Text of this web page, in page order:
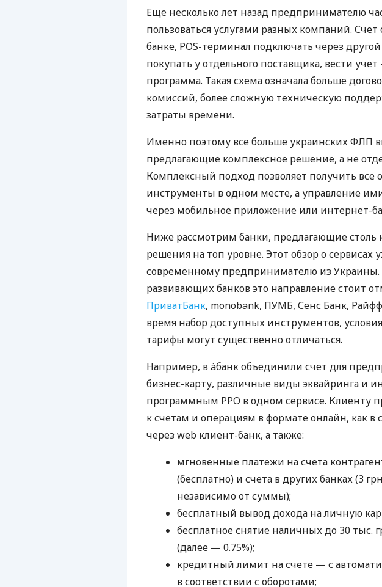
Еще несколько лет назад предпринимателю
пользоваться услугами разных компаний.
банке, POS-терминал подключать через
покупать у отдельного поставщика, вести
программа. Такая схема означала больше
комиссий, более сложную техническую
затраты времени.
Именно поэтому все больше украинских ФЛП
предлагающие комплексное решение, а не
Комплексный подход позволяет получить все
инструменты в одном месте, а управление
через мобильное приложение или интернет-
Ниже рассмотрим банки, предлагающие столь
решения на топ уровне. Этот обзор о сервисах
современному предпринимателю из Украины.
развивающих банков это направление стоит
ПриватБанк, monobank, ПУМБ, Сенс Банк,
время набор доступных инструментов,
тарифы могут существенно отличаться.
Например, в àбанк объединили счет для
бизнес-карту, различные виды эквайринга и
программным РРО в одном сервисе. Клиенту
к счетам и операциям в формате онлайн, как в
через web клиент-банк, а также:
мгновенные платежи на счета
(бесплатно) и счета в других банках (3
независимо от суммы);
бесплатный вывод дохода на личную
бесплатное снятие наличных до 30 тыс.
(далее — 0.75%);
кредитный лимит на счете — с
в соответствии с оборотами;